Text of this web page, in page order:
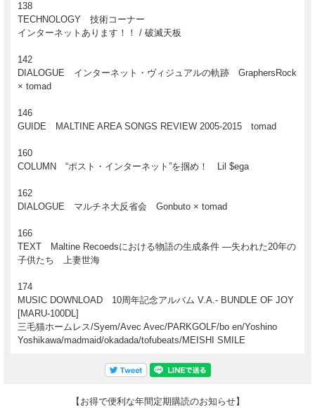
138
TECHNOLOGY 技術コーナー
インターネットあります！！ / 破滅天板
142
DIALOGUE インターネット・ヴィジュアルの軌跡 GraphersRock
× tomad
146
GUIDE MALTINE AREA SONGS REVIEW 2005-2015 tomad
160
COLUMN “ポスト・インターネット”を掴め！ Lil $ega
162
DIALOGUE マルチネ大反省会 Gonbuto × tomad
166
TEXT Maltine Recoedsにおける物語の生成条件 ―失われた20年の
子供たち 上妻世海
174
MUSIC DOWNLOAD 10周年記念アルバム V.A.- BUNDLE OF JOY
[MARU-100DL]
三毛猫ホームレス/Syem/Avec Avec/PARKGOLF/bo en/Yoshino
Yoshikawa/madmaid/okadada/tofubeats/MEISHI SMILE
【お得で便利な年間定期購読のお知らせ】